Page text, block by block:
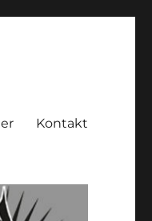
Kontakt